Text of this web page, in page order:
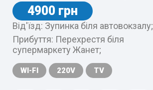
4900 грн
Від'їзд: Зупинка біля автовокзалу;
Прибуття: Перехрестя біля
супермаркету Жанет;
WI-FI 220V TV